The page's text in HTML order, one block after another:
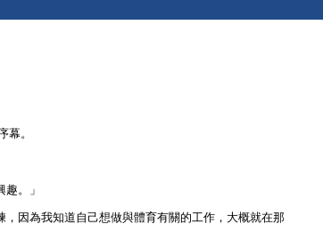
幕。
。」
因為我知道自己想做與體育有關的工作，大概就在那